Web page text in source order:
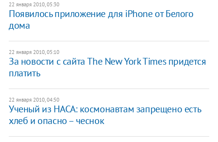
22 января 2010, 05:30
Появилось приложение для iPhone от Белого
дома
22 января 2010, 05:10
За новости с сайта The New York Times придется
платить
22 января 2010, 04:50
Ученый из НАСА: космонавтам запрещено есть
хлеб и опасно – чеснок